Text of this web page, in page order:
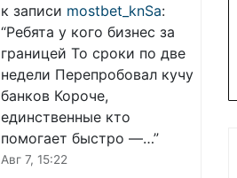
к записи mostbet_knSa:
“Ребята у кого бизнес за
границей То сроки по две
недели Перепробовал кучу
банков Короче,
единственные кто
помогает быстро —…”
Авг 7, 15:22